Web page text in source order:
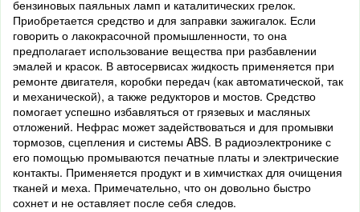
бензиновых паяльных ламп и каталитических грелок.
Приобретается средство и для заправки зажигалок. Если
говорить о лакокрасочной промышленности, то она
предполагает использование вещества при разбавлении
эмалей и красок. В автосервисах жидкость применяется при
ремонте двигателя, коробки передач (как автоматической, так
и механической), а также редукторов и мостов. Средство
помогает успешно избавляться от грязевых и масляных
отложений. Нефрас может задействоваться и для промывки
тормозов, сцепления и системы ABS. В радиоэлектронике с
его помощью промываются печатные платы и электрические
контакты. Применяется продукт и в химчистках для очищения
тканей и меха. Примечательно, что он довольно быстро
сохнет и не оставляет после себя следов.